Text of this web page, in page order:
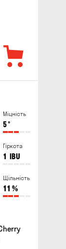
Міцність
5°
Гіркота
1 IBU
Щільність
11 %